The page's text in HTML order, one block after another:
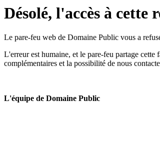
Désolé, l'accès à cette
Le pare-feu web de Domaine Public vous a
L'erreur est humaine, et le pare-feu partage
complémentaires et la possibilité de nous
L'équipe de Domaine Public